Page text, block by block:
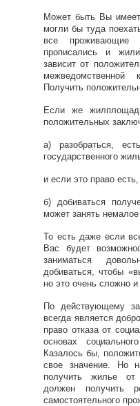
Может быть Вы
могли бы туда
все проживающие
прописались и
зависит от
межведомственной
Получить
Если же
положительных
а) разобраться,
государственного
и если это право есть,
б) добиваться
может занять немалое
То есть даже если
Вас будет
заниматься
добиваться, чтобы
но это очень сложно
По действующему
всегда является
право отказа от
основах
Казалось бы,
свое значение. Но
получить жилье от
должен получить
самостоятельного